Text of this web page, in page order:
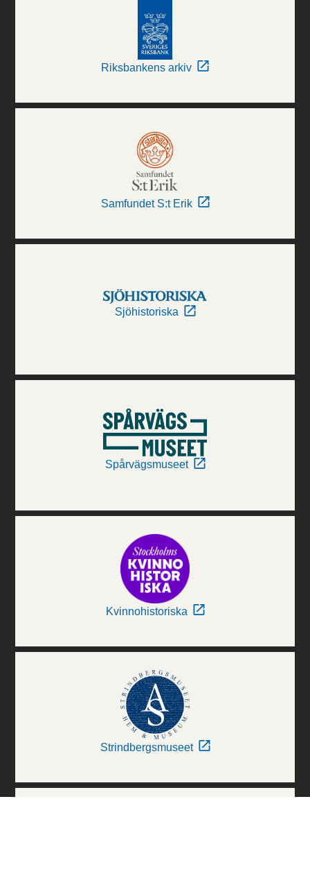
Riksbankens arkiv
Samfundet S:t Erik
Sjöhistoriska
Spårvägsmuseet
Kvinnohistoriska
Strindbergsmuseet